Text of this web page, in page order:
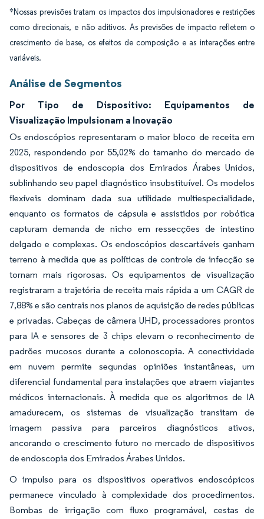
*Nossas previsões tratam os impactos dos impulsionadores e restrições
como direcionais, e não aditivos. As previsões de impacto refletem o
crescimento de base, os efeitos de composição e as interações entre
variáveis.
Análise de Segmentos
Por Tipo de Dispositivo: Equipamentos de
Visualização Impulsionam a Inovação
Os endoscópios representaram o maior bloco de receita em
2025, respondendo por 55,02% do tamanho do mercado de
dispositivos de endoscopia dos Emirados Árabes Unidos,
sublinhando seu papel diagnóstico insubstituível. Os modelos
flexíveis dominam dada sua utilidade multiespecialidade,
enquanto os formatos de cápsula e assistidos por robótica
capturam demanda de nicho em ressecções de intestino
delgado e complexas. Os endoscópios descartáveis ganham
terreno à medida que as políticas de controle de infecção se
tornam mais rigorosas. Os equipamentos de visualização
registraram a trajetória de receita mais rápida a um CAGR de
7,88% e são centrais nos planos de aquisição de redes públicas
e privadas. Cabeças de câmera UHD, processadores prontos
para IA e sensores de 3 chips elevam o reconhecimento de
padrões mucosos durante a colonoscopia. A conectividade
em nuvem permite segundas opiniões instantâneas, um
diferencial fundamental para instalações que atraem viajantes
médicos internacionais. À medida que os algoritmos de IA
amadurecem, os sistemas de visualização transitam de
imagem passiva para parceiros diagnósticos ativos,
ancorando o crescimento futuro no mercado de dispositivos
de endoscopia dos Emirados Árabes Unidos.
O impulso para os dispositivos operativos endoscópicos
permanece vinculado à complexidade dos procedimentos.
Bombas de irrigação com fluxo programável, cestas de